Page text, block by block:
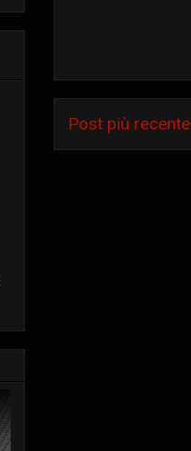
Post più recente